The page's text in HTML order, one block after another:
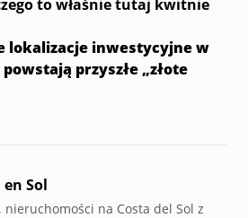
to właśnie tutaj kwitnie
lokalizacje inwestycyjne w
przyszłe „złote
en Sol
nieruchomości na Costa del Sol z